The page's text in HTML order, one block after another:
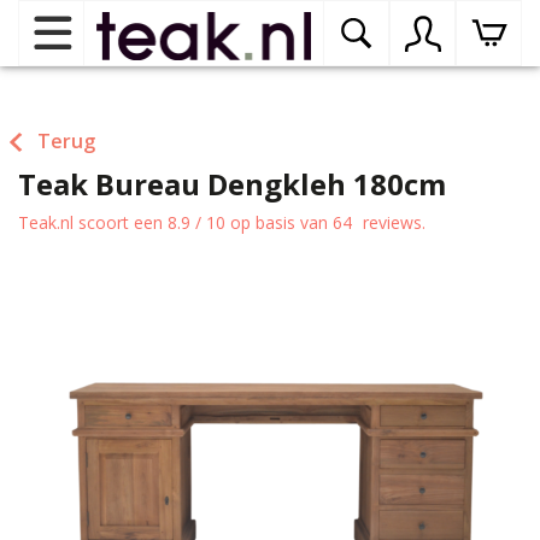
Teak tuinmeubelen
Teak onderhoudsproducten
binnenmeubelen
Contact
Terug
Teak Bureau Dengkleh 180cm
Teak.nl scoort een 8.9 / 10 op basis van 64 reviews.